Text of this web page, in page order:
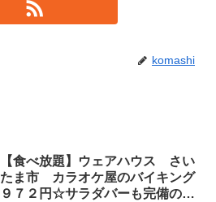
komashi
【食べ放題】ウェアハウス さい
たま市 カラオケ屋のバイキング
９７２円☆サラダバーも完備のメ